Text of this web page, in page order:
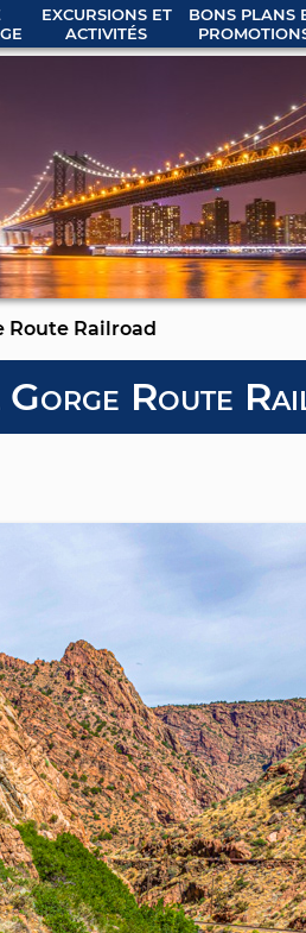
EXCURSIONS ET
ACTIVITÉS
BONS PLANS
Route Railroad
Gorge Route